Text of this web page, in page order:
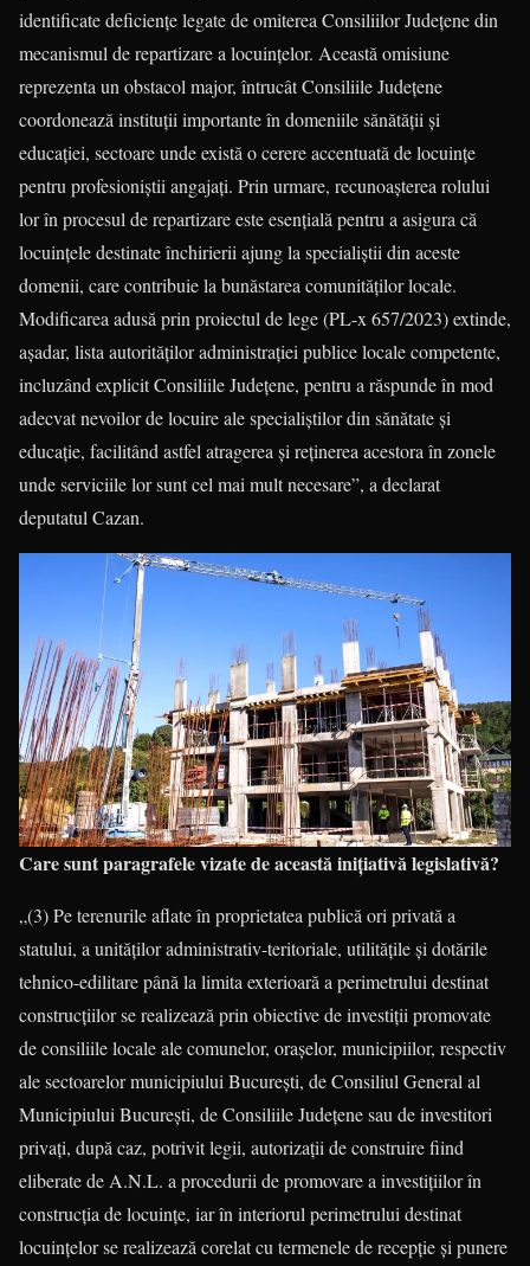
identificate deficienţe legate de omiterea Consiliilor Judeţene din
mecanismul de repartizare a locuinţelor. Această omisiune
reprezenta un obstacol major, întrucât Consiliile Judeţene
coordonează instituţii importante în domeniile sănătăţii şi
educaţiei, sectoare unde există o cerere accentuată de locuinţe
pentru profesioniştii angajaţi. Prin urmare, recunoaşterea rolului
lor în procesul de repartizare este esenţială pentru a asigura că
locuinţele destinate închirierii ajung la specialiştii din aceste
domenii, care contribuie la bunăstarea comunităţilor locale.
Modificarea adusă prin proiectul de lege (PL-x 657/2023) extinde,
așadar, lista autorităţilor administraţiei publice locale competente,
incluzând explicit Consiliile Judeţene, pentru a răspunde în mod
adecvat nevoilor de locuire ale specialiştilor din sănătate şi
educaţie, facilitând astfel atragerea şi reţinerea acestora în zonele
unde serviciile lor sunt cel mai mult necesare”, a declarat
deputatul Cazan.
Care sunt paragrafele vizate de această iniţiativă legislativă?
„(3) Pe terenurile aflate în proprietatea publică ori privată a
statului, a unităților administrativ-teritoriale, utilitățile și dotările
tehnico-edilitare până la limita exterioară a perimetrului destinat
construcțiilor se realizează prin obiective de investiții promovate
de consiliile locale ale comunelor, orașelor, municipiilor, respectiv
ale sectoarelor municipiului București, de Consiliul General al
Municipiului București, de Consiliile Județene sau de investitori
privați, după caz, potrivit legii, autorizații de construire fiind
eliberate de A.N.L. a procedurii de promovare a investițiilor în
construcția de locuințe, iar în interiorul perimetrului destinat
locuințelor se realizează corelat cu termenele de recepție și punere